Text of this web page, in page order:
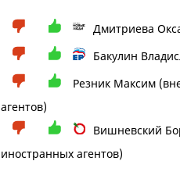
Дмитриева
Бакулин
Резник Максим
агентов)
Вишневский
иностранных агентов)